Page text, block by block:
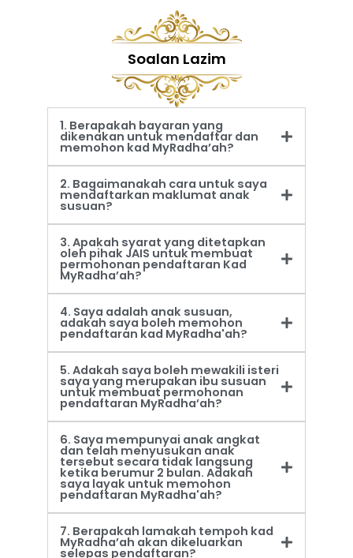
Soalan Lazim
1. Berapakah bayaran yang
dikenakan untuk mendaftar dan
memohon kad MyRadha’ah?
2. Bagaimanakah cara untuk saya
mendaftarkan maklumat anak
susuan?
3. Apakah syarat yang ditetapkan
oleh pihak JAIS untuk membuat
permohonan pendaftaran Kad
MyRadha’ah?
4. Saya adalah anak susuan,
adakah saya boleh memohon
pendaftaran kad MyRadha'ah?
5. Adakah saya boleh mewakili isteri
saya yang merupakan ibu susuan
untuk membuat permohonan
pendaftaran MyRadha’ah?
6. Saya mempunyai anak angkat
dan telah menyusukan anak
tersebut secara tidak langsung
ketika berumur 2 bulan. Adakah
saya layak untuk memohon
pendaftaran MyRadha'ah?
7. Berapakah lamakah tempoh kad
MyRadha’ah akan dikeluarkan
selepas pendaftaran?